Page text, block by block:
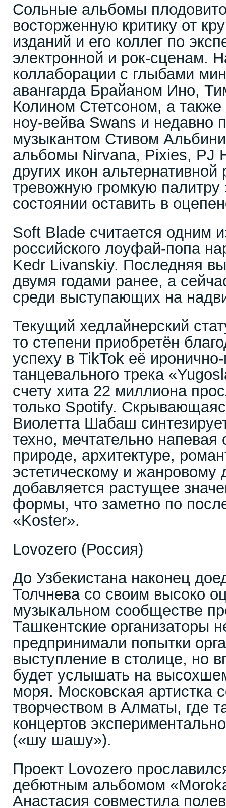
Сольные альбомы
восторженную критику от
изданий и его коллег по
электронной и рок-сценам.
коллаборации с глыбами
авангарда Брайаном Ино,
Колином Стетсоном, а
ноу-вейва Swans и недавно
музыкантом Стивом
альбомы Nirvana, Pixies, PJ
других икон
тревожную громкую палитру
состоянии оставить в
Soft Blade считается одним
российского лоуфай-попа
Kedr Livanskiy. Последняя
двумя годами ранее, а
среди выступающих на
Текущий хедлайнерский
то степени приобретён
успеху в TikTok её
танцевального трека
счету хита 22 миллиона
только Spotify.
Виолетта Шабаш
техно, мечтательно напевая
природе, архитектуре,
эстетическому и жанровому
добавляется растущее
формы, что заметно по
«Koster».
Lovozero (Россия)
До Узбекистана наконец
Толчнева со своим высоко
музыкальном сообществе
Ташкентские организаторы
предпринимали попытки
выступление в столице, но
будет услышать на
моря. Московская артистка
творчеством в Алматы, где
концертов
(«шу шашу»).
Проект Lovozero
дебютным альбомом
Анастасия совместила